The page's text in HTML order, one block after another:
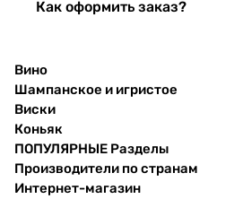
Как оформить заказ?
Вино
Шампанское и игристое
Виски
Коньяк
ПОПУЛЯРНЫЕ Разделы
Производители по странам
Интернет-магазин